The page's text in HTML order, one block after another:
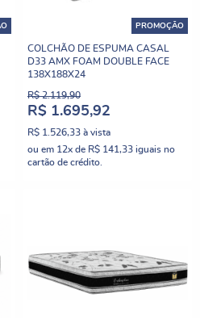
PROMOÇÃO
COLCHÃO DE ESPUMA CASAL
D33 AMX FOAM DOUBLE FACE
138X188X24
R$ 2.119,90
R$ 1.695,92
R$ 1.526,33 à vista
ou em 12x de R$ 141,33 iguais no
cartão de crédito.